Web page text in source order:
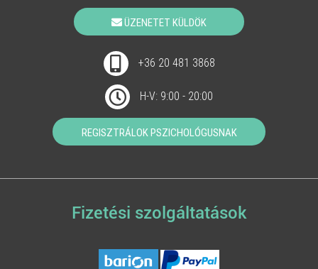
ÜZENETET KÜLDÖK
+36 20 481 3868
H-V: 9:00 - 20:00
REGISZTRÁLOK PSZICHOLÓGUSNAK
Fizetési szolgáltatások